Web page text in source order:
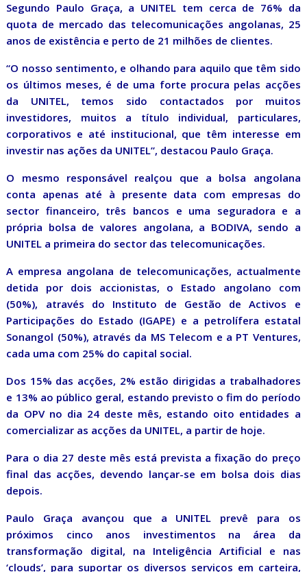
Segundo Paulo Graça, a UNITEL tem cerca de 76% da
quota de mercado das telecomunicações angolanas, 25
anos de existência e perto de 21 milhões de clientes.
“O nosso sentimento, e olhando para aquilo que têm sido
os últimos meses, é de uma forte procura pelas acções
da UNITEL, temos sido contactados por muitos
investidores, muitos a título individual, particulares,
corporativos e até institucional, que têm interesse em
investir nas ações da UNITEL”, destacou Paulo Graça.
O mesmo responsável realçou que a bolsa angolana
conta apenas até à presente data com empresas do
sector financeiro, três bancos e uma seguradora e a
própria bolsa de valores angolana, a BODIVA, sendo a
UNITEL a primeira do sector das telecomunicações.
A empresa angolana de telecomunicações, actualmente
detida por dois accionistas, o Estado angolano com
(50%), através do Instituto de Gestão de Activos e
Participações do Estado (IGAPE) e a petrolífera estatal
Sonangol (50%), através da MS Telecom e a PT Ventures,
cada uma com 25% do capital social.
Dos 15% das acções, 2% estão dirigidas a trabalhadores
e 13% ao público geral, estando previsto o fim do período
da OPV no dia 24 deste mês, estando oito entidades a
comercializar as acções da UNITEL, a partir de hoje.
Para o dia 27 deste mês está prevista a fixação do preço
final das acções, devendo lançar-se em bolsa dois dias
depois.
Paulo Graça avançou que a UNITEL prevê para os
próximos cinco anos investimentos na área da
transformação digital, na Inteligência Artificial e nas
‘clouds’, para suportar os diversos serviços em carteira,